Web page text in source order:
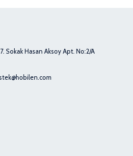
Sokak Hasan Aksoy Apt. No:2/A